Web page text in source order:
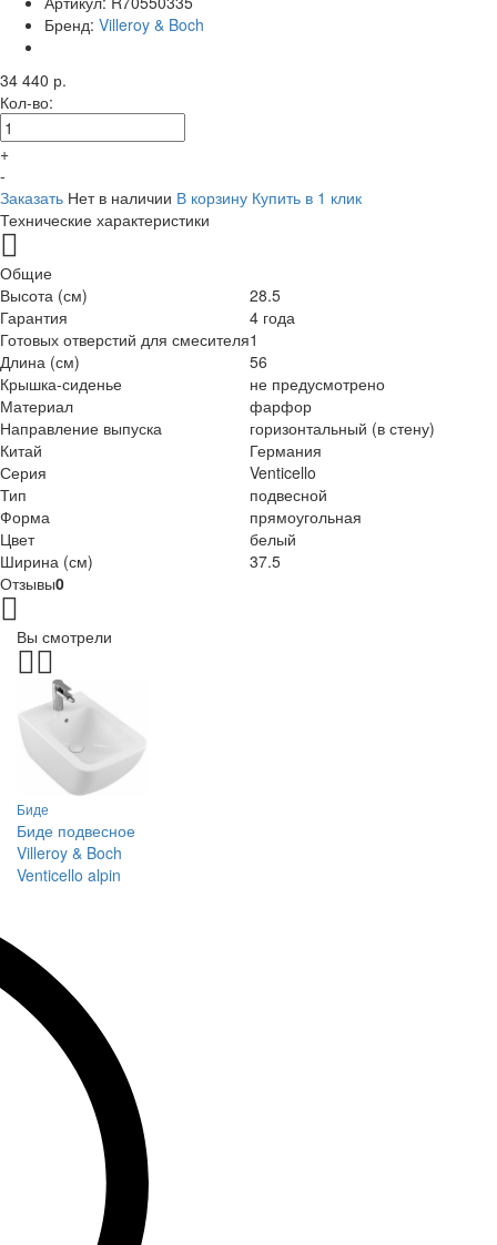
Бренд: Villeroy & Boch
34 440 р.
Кол-во:
+
-
Заказать Нет в наличии В корзину Купить в 1 клик
Технические характеристики
Общие
Высота (см)
28.5
Гарантия
4 года
Готовых отверстий для смесителя1
Длина (см)
56
Крышка-сиденье
не предусмотрено
Материал
фарфор
Направление выпуска
горизонтальный (в стену)
Китай
Германия
Серия
Venticello
Тип
подвесной
Форма
прямоугольная
Цвет
белый
Ширина (см)
37.5
Отзывы0
Вы смотрели
Биде
Биде подвесное
Villeroy & Boch
Venticello alpin